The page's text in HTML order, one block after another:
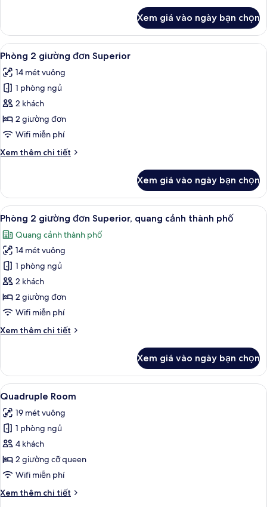
Superior
Queen
City
Xem giá vào ngày bạn chọn
Xem
tất
cả
ảnh
Phòng
2
giường
Superior
Phòng 2 giường đơn Superior |
6
Phòng 2 giường đơn Superior
14 mét vuông
1 phòng ngủ
2 khách
2 giường đơn
Wifi miễn phí
Xem thêm chi tiết
Chi
Phòng
giường
Superior
Xem giá vào ngày bạn chọn
Xem
tất
cả
ảnh
Phòng
2
giường
đơn
quang
phố
Phòng 2 giường đơn Superior,
6
Phòng 2 giường đơn Superior, quang cảnh thành phố
Quang cảnh thành phố
14 mét vuông
1 phòng ngủ
2 khách
2 giường đơn
Wifi miễn phí
Xem thêm chi tiết
Chi
Phòng
giường
Superior,
quang
cảnh
thành
phố
Xem giá vào ngày bạn chọn
Xem
tất
cả
ảnh
Quadruple
Room
Quadruple Room | Bàn, khu vực
4
Quadruple Room
19 mét vuông
1 phòng ngủ
4 khách
2 giường cỡ queen
Wifi miễn phí
Xem thêm chi tiết
Chi